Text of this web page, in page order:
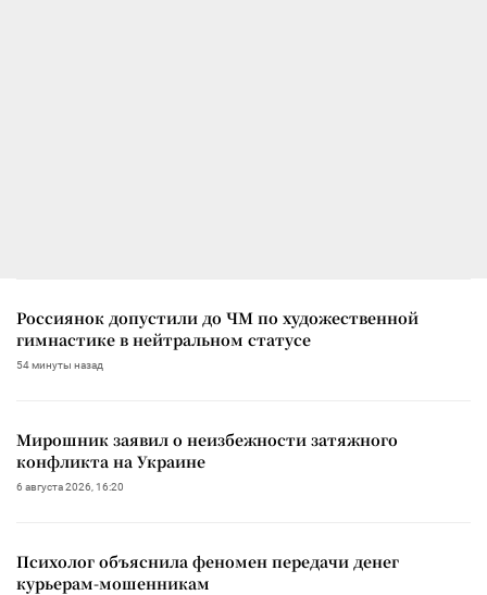
Россиянок допустили до ЧМ по художественной
гимнастике в нейтральном статусе
54 минуты назад
Мирошник заявил о неизбежности затяжного
конфликта на Украине
6 августа 2026, 16:20
Психолог объяснила феномен передачи денег
курьерам-мошенникам